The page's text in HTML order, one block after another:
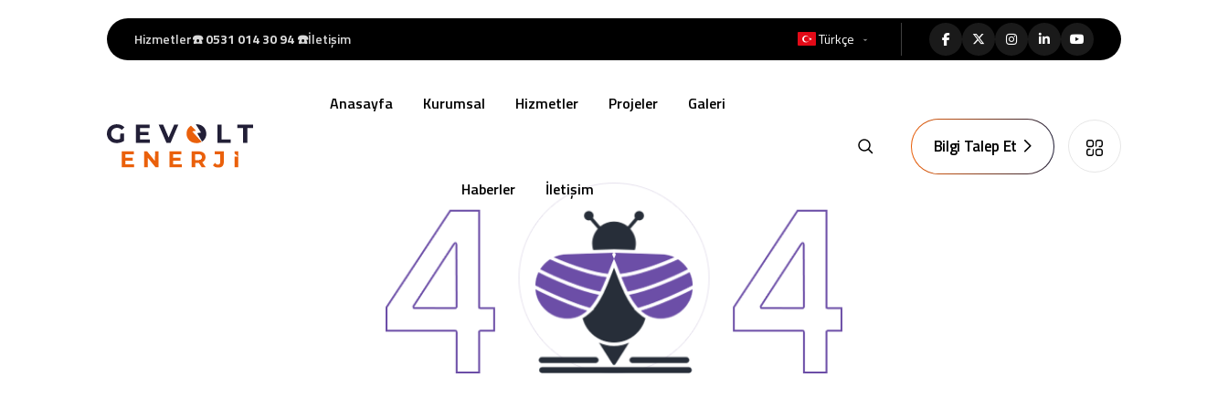
Hizmetler☎️0531 014 30 94☎️İletişim Türkçe
Anasayfa Kurumsal Hizmetler Projeler Galeri
Haberler İletişim
Bilgi Talep Et